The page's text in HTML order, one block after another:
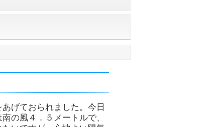
げておられました。今日
の風４．５メートルで、